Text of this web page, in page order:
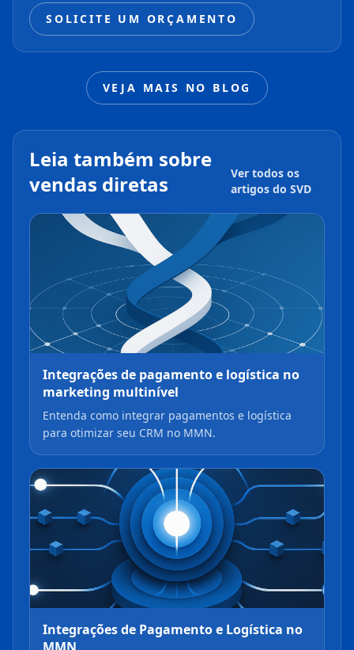
SOLICITE UM ORÇAMENTO
VEJA MAIS NO BLOG
Leia também sobre
vendas diretas
Ver todos os
artigos do SVD
Integrações de pagamento e logística no
marketing multinível
Entenda como integrar pagamentos e logística
para otimizar seu CRM no MMN.
Integrações de Pagamento e Logística no